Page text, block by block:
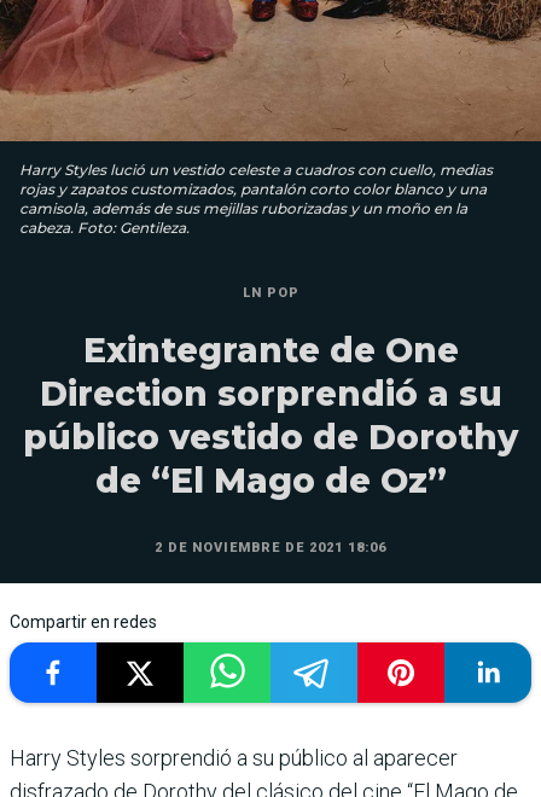
Harry Styles lució un vestido celeste a cuadros con cuello, medias
rojas y zapatos customizados, pantalón corto color blanco y una
camisola, además de sus mejillas ruborizadas y un moño en la
cabeza. Foto: Gentileza.
LN POP
Exintegrante de One
Direction sorprendió a su
público vestido de Dorothy
de “El Mago de Oz”
2 DE NOVIEMBRE DE 2021 18:06
Compartir en redes
Harry Styles sorprendió a su público al aparecer
disfrazado de Dorothy del clásico del cine “El Mago de